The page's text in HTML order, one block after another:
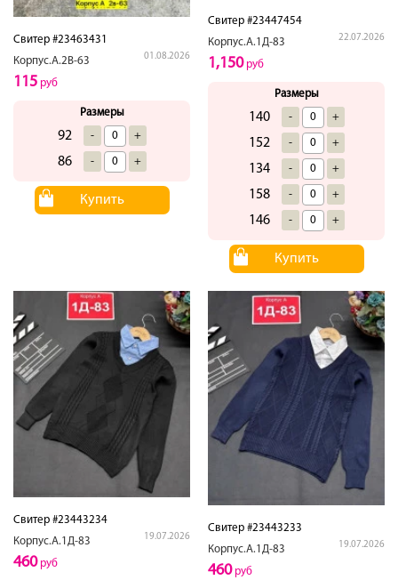
Свитер #23463431
Корпус.А.2В-63
01.08.2026
115 руб
Размеры
92 - +
86 - +
Купить
Свитер #23447454
Корпус.А.1Д-83
22.07.2026
1,150руб
Размеры
140 - +
152 - +
134 - +
158 - +
146 - +
Купить
Свитер #23443234
Корпус.А.1Д-83
19.07.2026
460руб
Свитер #23443233
Корпус.А.1Д-83
19.07.2026
460руб